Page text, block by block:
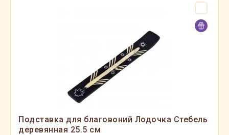
Подставка для благовоний Лодочка Стебель
деревянная 25.5 см